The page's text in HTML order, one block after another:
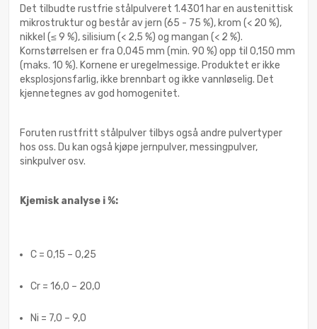
Det tilbudte rustfrie stålpulveret 1.4301 har en austenittisk
mikrostruktur og består av jern (65 - 75 %), krom (< 20 %),
nikkel (≤ 9 %), silisium (< 2,5 %) og mangan (< 2 %).
Kornstørrelsen er fra 0,045 mm (min. 90 %) opp til 0,150 mm
(maks. 10 %). Kornene er uregelmessige. Produktet er ikke
eksplosjonsfarlig, ikke brennbart og ikke vannløselig. Det
kjennetegnes av god homogenitet.
Foruten rustfritt stålpulver tilbys også andre pulvertyper
hos oss. Du kan også kjøpe jernpulver, messingpulver,
sinkpulver osv.
Kjemisk analyse i %:
C = 0,15 – 0,25
Cr = 16,0 – 20,0
Ni = 7,0 – 9,0